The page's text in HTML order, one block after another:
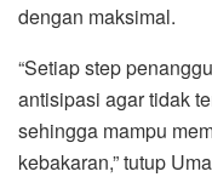
dengan maksimal.
“Setiap step
antisipasi agar tidak
sehingga mampu
kebakaran,” tutup